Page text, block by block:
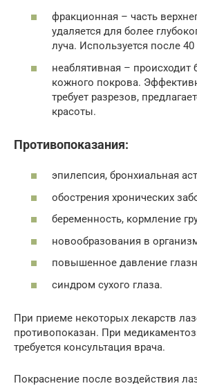
фракционная – часть
удаляется для более
луча. Используется после 40
неаблятивная – происходит
кожного покрова.
требует разрезов,
красоты.
Противопоказания:
эпилепсия, бронхиальная
обострения хронических
беременность, кормление
новообразования в
повышенное давление
синдром сухого глаза.
При приеме некоторых лекарств
противопоказан. При
требуется консультация врача.
Покраснение после воздействия